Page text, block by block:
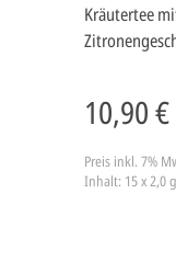
Kräutertee
10,90 €
Preis inkl. 7%
Inhalt: 15 x 2,0